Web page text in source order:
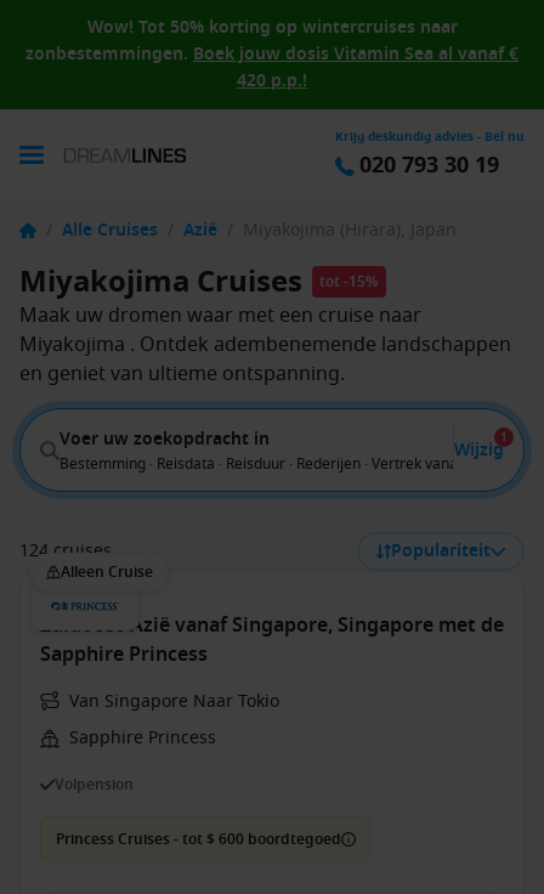
Wow! Tot 50% korting op wintercruises naar
zonbestemmingen. Boek jouw dosis Vitamin Sea al vanaf €
420 p.p.!
Krijg deskundig advies - Bel nu
020 793 30 19
/ Alle Cruises / Azië / Miyakojima (Hirara), Japan
Miyakojima Cruises tot -15%
Maak uw dromen waar met een cruise naar
Miyakojima . Ontdek adembenemende landschappen
en geniet van ultieme ontspanning.
Voer uw zoekopdracht in
Bestemming · Reisdata · Reisduur · Rederijen · Vertrek vanaf
Wijzig
1
124 cruises Populariteit
Alleen Cruise
Zuidoost-Azië vanaf Singapore, Singapore met de
Sapphire Princess
Van Singapore Naar Tokio
Sapphire Princess
Volpension
Princess Cruises - tot $ 600 boordtegoed